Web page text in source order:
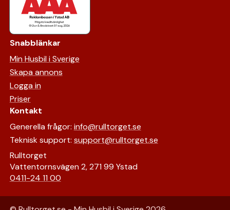
Snabblänkar
Min Husbil i Sverige
Skapa annons
Logga in
Priser
Kontakt
Generella frågor: info@rulltorget.se
Teknisk support: support@rulltorget.se
Rulltorget
Vattentornsvägen 2, 271 99 Ystad
0411-24 11 00